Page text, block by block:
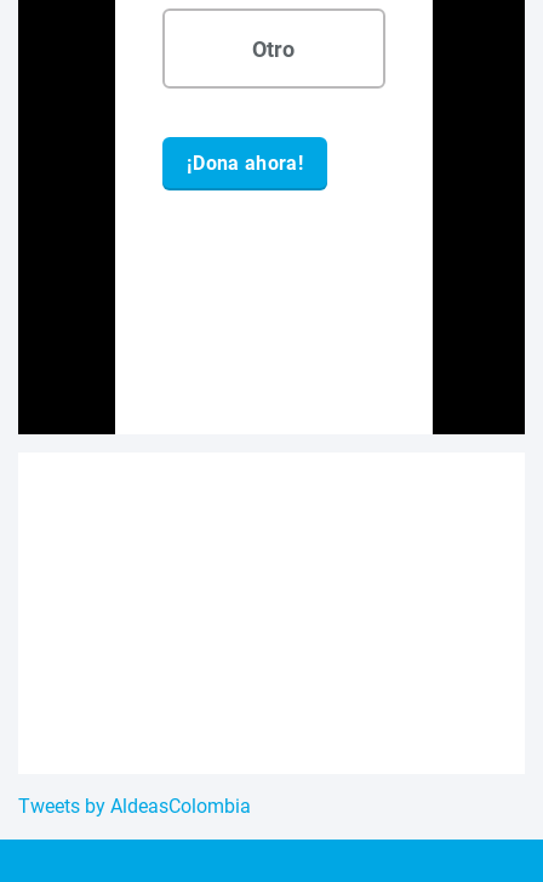
Tweets by AldeasColombia